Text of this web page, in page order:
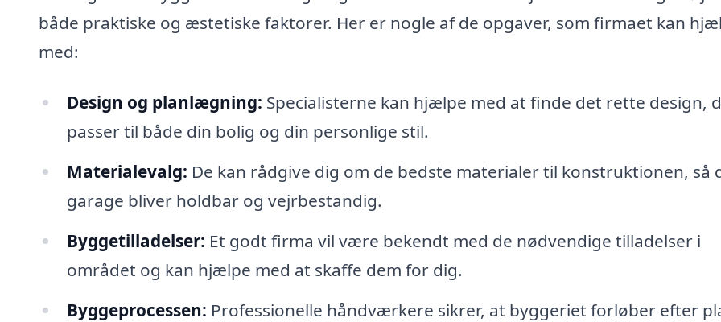
både praktiske og æstetiske faktorer. Her er nogle af de opgaver, som firmaet kan
med:
Design og planlægning: Specialisterne kan hjælpe med at finde det rette design,
passer til både din bolig og din personlige stil.
Materialevalg: De kan rådgive dig om de bedste materialer til konstruktionen, så
garage bliver holdbar og vejrbestandig.
Byggetilladelser: Et godt firma vil være bekendt med de nødvendige tilladelser i
området og kan hjælpe med at skaffe dem for dig.
Byggeprocessen: Professionelle håndværkere sikrer, at byggeriet forløber efter